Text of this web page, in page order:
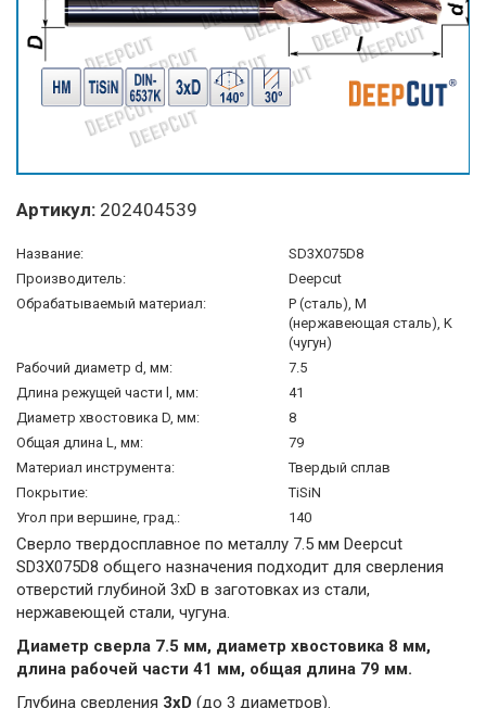
Артикул: 202404539
Название:
SD3X075D8
Производитель:
Deepcut
Обрабатываемый материал:
P (сталь), M
(нержавеющая сталь), K
(чугун)
Рабочий диаметр d, мм:
7.5
Длина режущей части l, мм:
41
Диаметр хвостовика D, мм:
8
Общая длина L, мм:
79
Материал инструмента:
Твердый сплав
Покрытие:
TiSiN
Угол при вершине, град.:
140
Сверло твердосплавное по металлу 7.5 мм Deepcut
SD3X075D8 общего назначения подходит для сверления
отверстий глубиной 3xD в заготовках из стали,
нержавеющей стали, чугуна.
Диаметр сверла 7.5 мм, диаметр хвостовика 8 мм,
длина рабочей части 41 мм, общая длина 79 мм.
Глубина сверления 3xD (до 3 диаметров).